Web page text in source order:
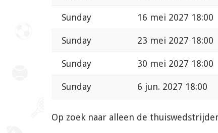
Sunday 16 mei 2027 18:00
Sunday 23 mei 2027 18:00
Sunday 30 mei 2027 18:00
Sunday 6 jun. 2027 18:00
Op zoek naar alleen de